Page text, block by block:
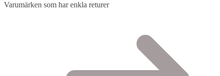
Varumärken som har enkla returer